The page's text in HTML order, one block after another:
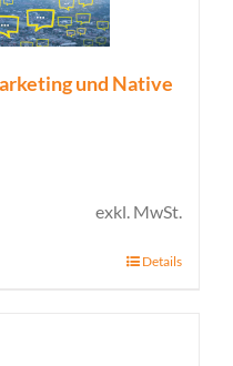
und Native
exkl. MwSt.
Details